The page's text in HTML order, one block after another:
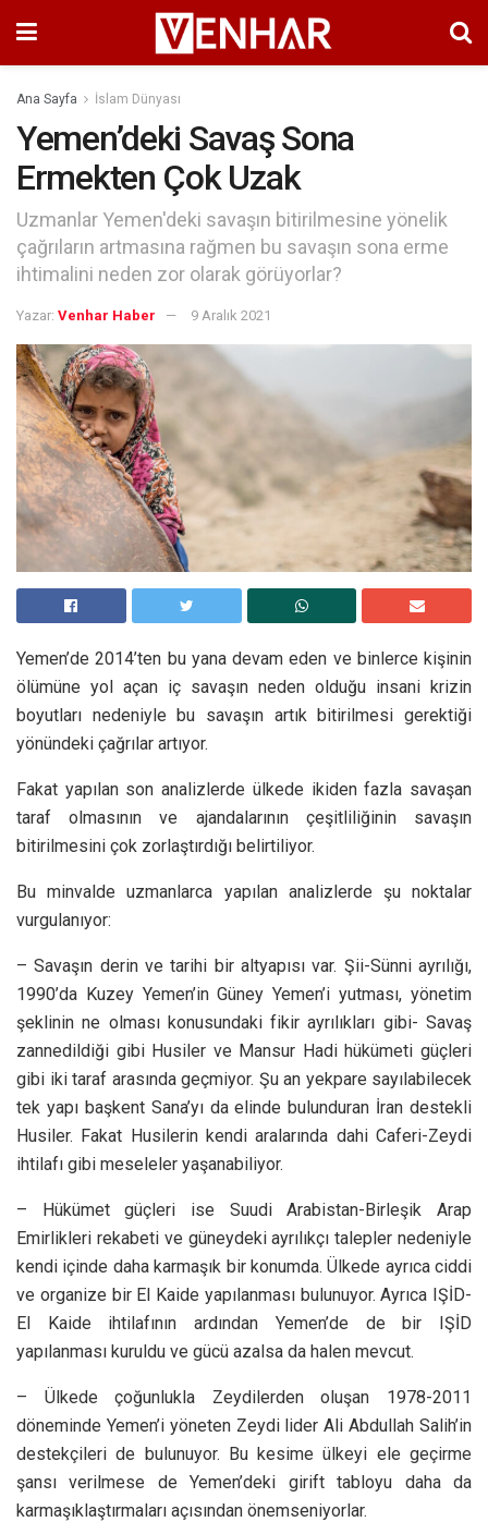
Ana Sayfa İslam Dünyası
Yemen’deki Savaş Sona
Ermekten Çok Uzak
Uzmanlar Yemen'deki savaşın bitirilmesine yönelik
çağrıların artmasına rağmen bu savaşın sona erme
ihtimalini neden zor olarak görüyorlar?
Yazar: Venhar Haber 9 Aralık 2021
Yemen’de 2014’ten bu yana devam eden ve binlerce kişinin
ölümüne yol açan iç savaşın neden olduğu insani krizin
boyutları nedeniyle bu savaşın artık bitirilmesi gerektiği
yönündeki çağrılar artıyor.
Fakat yapılan son analizlerde ülkede ikiden fazla savaşan
taraf olmasının ve ajandalarının çeşitliliğinin savaşın
bitirilmesini çok zorlaştırdığı belirtiliyor.
Bu minvalde uzmanlarca yapılan analizlerde şu noktalar
vurgulanıyor:
– Savaşın derin ve tarihi bir altyapısı var. Şii-Sünni ayrılığı,
1990’da Kuzey Yemen’in Güney Yemen’i yutması, yönetim
şeklinin ne olması konusundaki fikir ayrılıkları gibi- Savaş
zannedildiği gibi Husiler ve Mansur Hadi hükümeti güçleri
gibi iki taraf arasında geçmiyor. Şu an yekpare sayılabilecek
tek yapı başkent Sana’yı da elinde bulunduran İran destekli
Husiler. Fakat Husilerin kendi aralarında dahi Caferi-Zeydi
ihtilafı gibi meseleler yaşanabiliyor.
– Hükümet güçleri ise Suudi Arabistan-Birleşik Arap
Emirlikleri rekabeti ve güneydeki ayrılıkçı talepler nedeniyle
kendi içinde daha karmaşık bir konumda. Ülkede ayrıca ciddi
ve organize bir El Kaide yapılanması bulunuyor. Ayrıca IŞİD-
El Kaide ihtilafının ardından Yemen’de de bir IŞİD
yapılanması kuruldu ve gücü azalsa da halen mevcut.
– Ülkede çoğunlukla Zeydilerden oluşan 1978-2011
döneminde Yemen’i yöneten Zeydi lider Ali Abdullah Salih’in
destekçileri de bulunuyor. Bu kesime ülkeyi ele geçirme
şansı verilmese de Yemen’deki girift tabloyu daha da
karmaşıklaştırmaları açısından önemseniyorlar.